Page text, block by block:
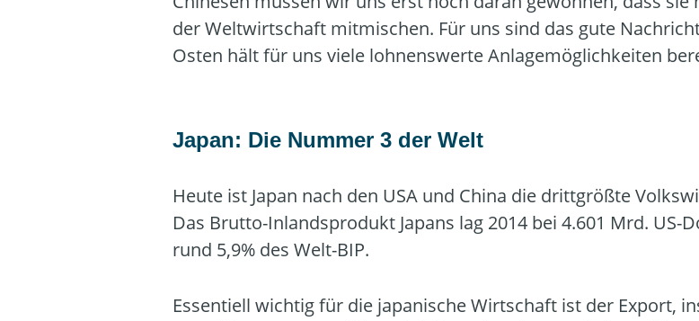
der Weltwirtschaft mitmischen. Für uns sind das gute
Osten hält für uns viele lohnenswerte Anlagemöglichkeiten
Japan: Die Nummer 3 der Welt
Heute ist Japan nach den USA und China die drittgrößte
Das Brutto-Inlandsprodukt Japans lag 2014 bei 4.601 Mrd. US-
rund 5,9% des Welt-BIP.
Essentiell wichtig für die japanische Wirtschaft ist der Export,